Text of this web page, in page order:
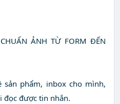
ẢNH TỪ FORM ĐẾN
phẩm, inbox cho mình,
đọc được tin nhắn.